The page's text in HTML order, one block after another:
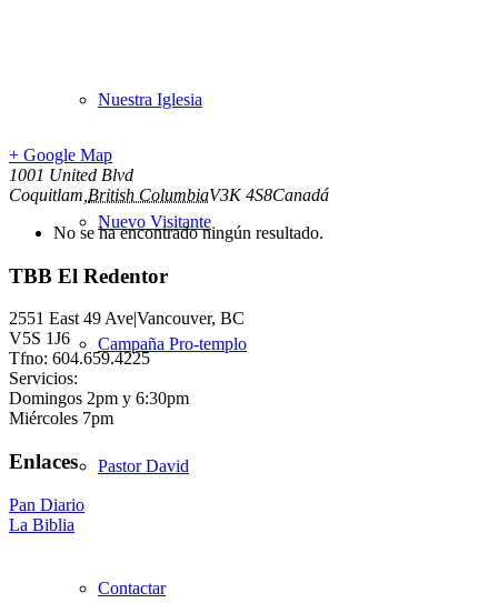
Nuestra Iglesia
Nuevo Visitante
Campaña Pro-templo
Pastor David
Contactar
+ Google Map
1001 United Blvd
Coquitlam British ColumbiaV3K 4S8Canadá
No se ha encontrado ningún resultado.
TBB El Redentor
2551 East 49 Ave|Vancouver, BC
V5S 1J6
Tfno: 604.659.4225
Servicios:
Domingos 2pm y 6:30pm
Miércoles 7pm
Enlaces
Pan Diario
La Biblia